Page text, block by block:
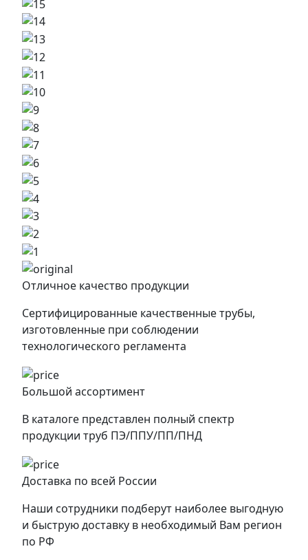
Отличное качество продукции
Сертифицированные качественные трубы,
изготовленные при соблюдении
технологического регламента
Большой ассортимент
В каталоге представлен полный спектр
продукции труб ПЭ/ППУ/ПП/ПНД
Доставка по всей России
Наши сотрудники подберут наиболее выгодную
и быструю доставку в необходимый Вам регион
по РФ